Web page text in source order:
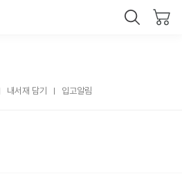
내서재 담기 입고알림